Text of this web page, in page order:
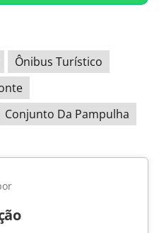
Ônibus Turístico
Conjunto Da Pampulha